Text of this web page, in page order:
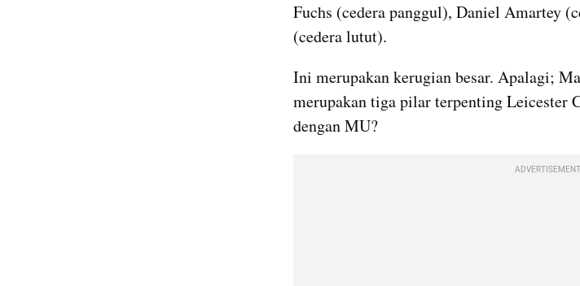
Fuchs (cedera panggul), Daniel Amartey
(cedera lutut).
Ini merupakan kerugian besar. Apalagi;
merupakan tiga pilar terpenting Leicester
dengan MU?
ADVERTISEMENT